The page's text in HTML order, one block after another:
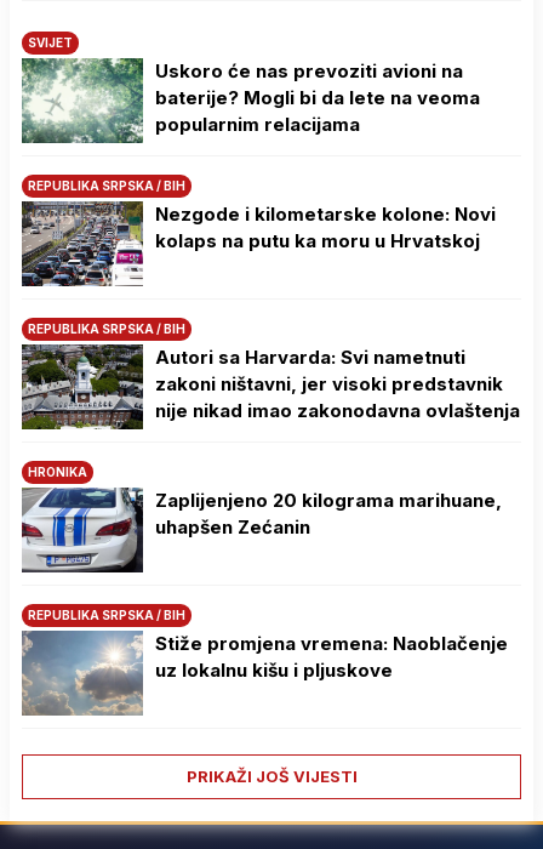
SVIJET
Uskoro će nas prevoziti avioni na
baterije? Mogli bi da lete na veoma
popularnim relacijama
REPUBLIKA SRPSKA / BIH
Nezgode i kilometarske kolone: Novi
kolaps na putu ka moru u Hrvatskoj
REPUBLIKA SRPSKA / BIH
Autori sa Harvarda: Svi nametnuti
zakoni ništavni, jer visoki predstavnik
nije nikad imao zakonodavna ovlaštenja
HRONIKA
Zaplijenjeno 20 kilograma marihuane,
uhapšen Zećanin
REPUBLIKA SRPSKA / BIH
Stiže promjena vremena: Naoblačenje
uz lokalnu kišu i pljuskove
PRIKAŽI JOŠ VIJESTI